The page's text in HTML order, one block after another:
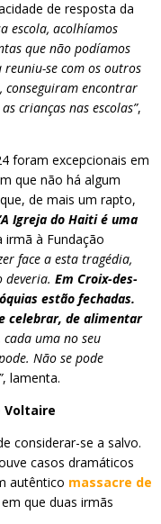
de resposta da
escola, acolhíamos
que não podíamos
se com os outros
conseguiram encontrar
crianças nas escolas”,
foram excepcionais em
que não há algum
de mais um rapto,
Igreja do Haiti é uma
irmã à Fundação
face a esta tragédia,
deveria. Em Croix-des-
estão fechadas.
celebrar, de alimentar
cada uma no seu
Não se pode
, lamenta.
Voltaire
considerar-se a salvo.
casos dramáticos
autêntico massacre de
que duas irmãs